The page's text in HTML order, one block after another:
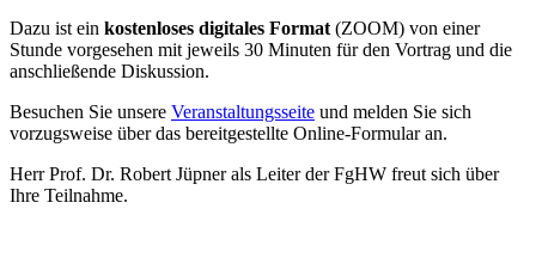
Dazu ist ein kostenloses digitales Format (ZOOM) von einer
Stunde vorgesehen mit jeweils 30 Minuten für den Vortrag und die
anschließende Diskussion.
Besuchen Sie unsere Veranstaltungsseite und melden Sie sich
vorzugsweise über das bereitgestellte Online-Formular an.
Herr Prof. Dr. Robert Jüpner als Leiter der FgHW freut sich über
Ihre Teilnahme.